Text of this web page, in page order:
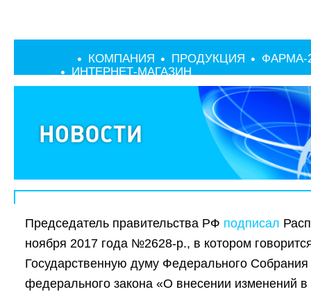
КОМПАНИЯ ПРОДУКЦИЯ
ФАРМА-
ИНТЕРНЕТ-МАГАЗИН
Председатель правительства РФ подписал
ноября 2017 года №2628-р., в котором
Государственную думу Федерального
федерального закона «О внесении изменений